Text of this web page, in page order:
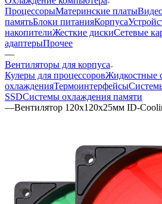
ПроцессорыМатеринские платы
памятьБлоки питанияКорпуса
накопителиЖесткие дискиСетевые
адаптерыПрочее
—
Вентиляторы для корпуса
Кулеры для процессоровЖидкостные
охлажденияТермоинтерфейсы
SSDСистемы охлаждения памяти
—Вентилятор 120х120х25мм ID-